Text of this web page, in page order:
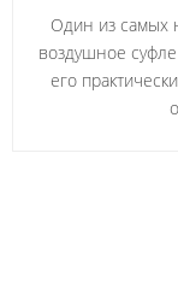
Один из самых
воздушное
его